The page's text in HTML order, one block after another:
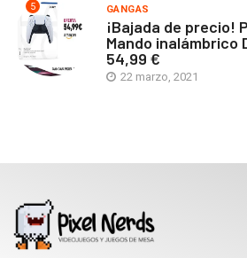
5 GANGAS
¡Bajada de precio!
Mando inalámbrico
54,99 €
22 marzo, 2021